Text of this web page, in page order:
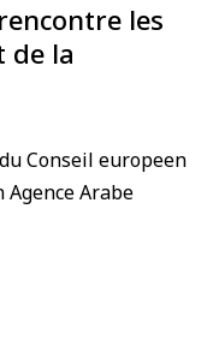
les
de la